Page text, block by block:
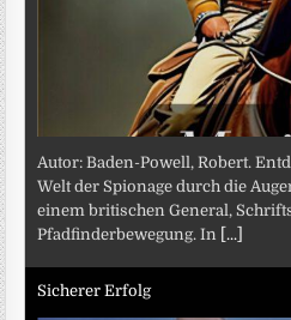
Autor: Baden-Powell, Robert.
Welt der Spionage durch die
einem britischen General,
Pfadfinderbewegung. In [...]
Sicherer Erfolg